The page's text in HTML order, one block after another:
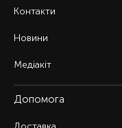
Контакти
Новини
Медіакіт
Допомога